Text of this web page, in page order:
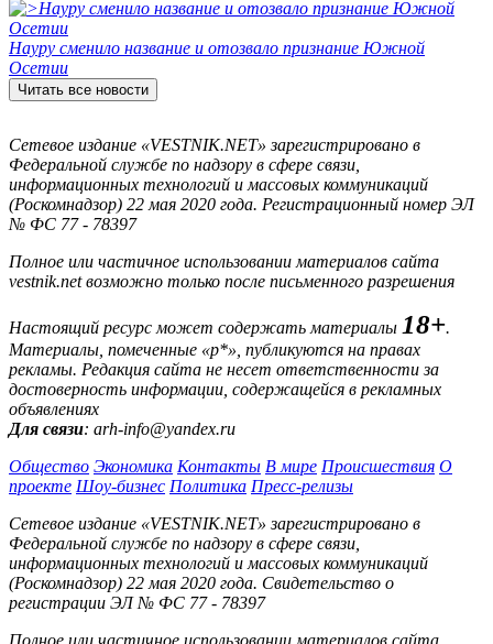
Науру сменило название и отозвало признание Южной
Осетии
Читать все новости
Сетевое издание «VESTNIK.NET» зарегистрировано в
Федеральной службе по надзору в сфере связи,
информационных технологий и массовых коммуникаций
(Роскомнадзор) 22 мая 2020 года. Регистрационный номер ЭЛ
№ ФС 77 - 78397
Полное или частичное использовании материалов сайта
vestnik.net возможно только после письменного разрешения
Настоящий ресурс может содержать материалы 18+.
Материалы, помеченные «р*», публикуются на правах
рекламы. Редакция сайта не несет ответственности за
достоверность информации, содержащейся в рекламных
объявлениях
Для связи: arh-info@yandex.ru
Общество Экономика Контакты В мире Происшествия О
проекте Шоу-бизнес Политика Пресс-релизы
Сетевое издание «VESTNIK.NET» зарегистрировано в
Федеральной службе по надзору в сфере связи,
информационных технологий и массовых коммуникаций
(Роскомнадзор) 22 мая 2020 года. Свидетельство о
регистрации ЭЛ № ФС 77 - 78397
Полное или частичное использовании материалов сайта